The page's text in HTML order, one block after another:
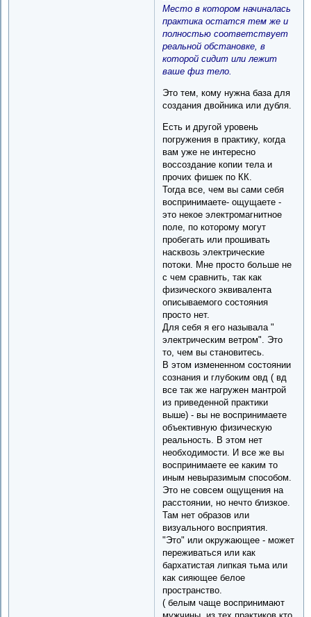
Место в котором начиналась
практика остатся тем же и
полностью соответствует
реальной обстановке, в
которой сидит или лежит
ваше физ тело.
Это тем, кому нужна база для
создания двойника или дубля.
Есть и другой уровень
погружения в практику, когда
вам уже не интересно
воссоздание копии тела и
прочих фишек по КК.
Тогда все, чем вы сами себя
воспринимаете- ощущаете -
это некое электромагнитное
поле, по которому могут
пробегать или прошивать
насквозь электрические
потоки. Мне просто больше не
с чем сравнить, так как
физического эквивалента
описываемого состояния
просто нет.
Для себя я его называла "
электрическим ветром". Это
то, чем вы становитесь.
В этом измененном состоянии
сознания и глубоким овд ( вд
все так же нагружен мантрой
из приведенной практики
выше) - вы не воспринимаете
объективную физическую
реальность. В этом нет
необходимости. И все же вы
воспринимаете ее каким то
иным невыразимым способом.
Это не совсем ощущения на
расстоянии, но нечто близкое.
Там нет образов или
визуального восприятия.
"Это" или окружающее - может
переживаться или как
бархатистая липкая тьма или
как сияющее белое
пространство.
( белым чаще воспринимают